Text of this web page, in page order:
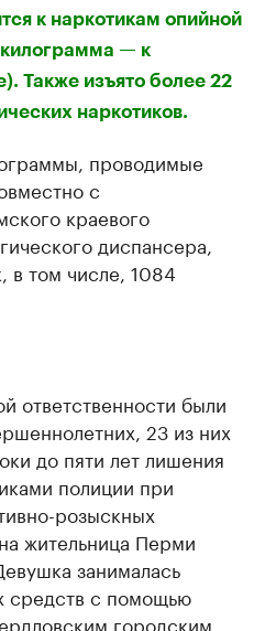
к наркотикам опийной
— к
Также изъято более 22
наркотиков.
проводимые
с
краевого
диспансера,
в том числе, 1084
ответственности были
23 из них
до пяти лет лишения
полиции при
розыскных
жительница Перми
занималась
средств с помощью
городским